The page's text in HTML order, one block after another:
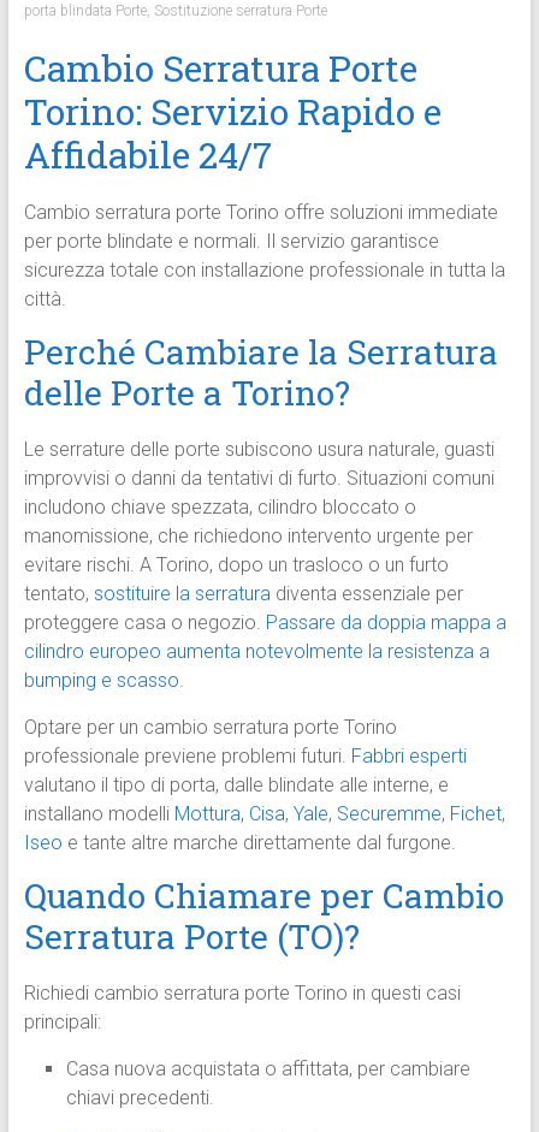
porta blindata Porte, Sostituzione serratura Porte
Cambio Serratura Porte
Torino: Servizio Rapido e
Affidabile 24/7
Cambio serratura porte Torino offre soluzioni immediate
per porte blindate e normali. Il servizio garantisce
sicurezza totale con installazione professionale in tutta la
città.
Perché Cambiare la Serratura
delle Porte a Torino?
Le serrature delle porte subiscono usura naturale, guasti
improvvisi o danni da tentativi di furto. Situazioni comuni
includono chiave spezzata, cilindro bloccato o
manomissione, che richiedono intervento urgente per
evitare rischi. A Torino, dopo un trasloco o un furto
tentato, sostituire la serraturadiventa essenziale per
proteggere casa o negozio. Passare da doppia mappa a
cilindro europeo aumenta notevolmente la resistenza a
bumping e scasso.
Optare per un cambio serratura porte Torino
professionale previene problemi futuri. Fabbri esperti
valutano il tipo di porta, dalle blindate alle interne, e
installano modelli Mottura, Cisa, Yale, Securemme, Fichet,
Iseo e tante altre marche direttamente dal furgone.
Quando Chiamare per Cambio
Serratura Porte (TO)?
Richiedi cambio serratura porte Torino in questi casi
principali:
Casa nuova acquistata o affittata, per cambiare
chiavi precedenti.